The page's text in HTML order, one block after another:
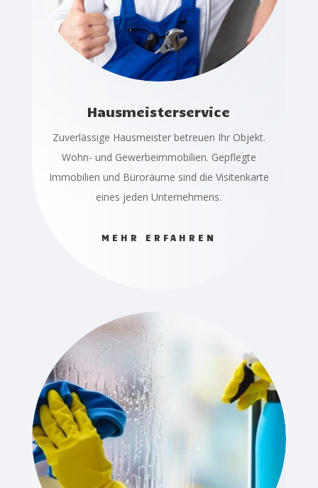
Hausmeisterservice
Zuverlässige Hausmeister betreuen Ihr Objekt.
Wohn- und Gewerbeimmobilien. Gepflegte
Immobilien und Büroräume sind die Visitenkarte
eines jeden Unternehmens.
MEHR ERFAHREN